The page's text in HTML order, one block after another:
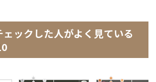
ェックした人がよく見ている